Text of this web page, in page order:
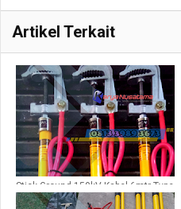
Artikel Terkait
Stick Ground 150kV Kabel 6mtr Type
NYAF50sqm